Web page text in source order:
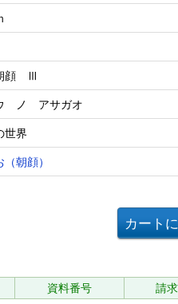
顔 Ⅲ
ノ アサガオ
世界
朝顔）
資料番号
請